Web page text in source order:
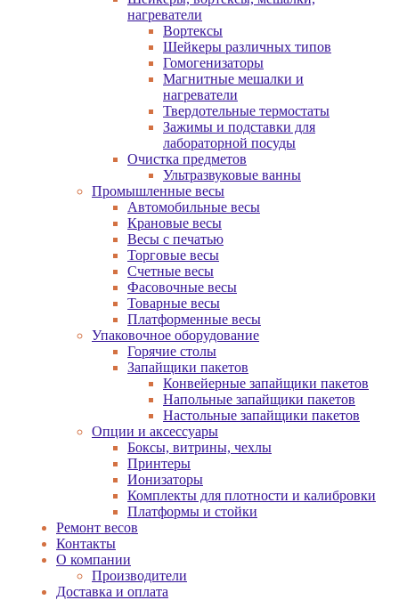
нагреватели
Вортексы
Шейкеры различных типов
Гомогенизаторы
Магнитные мешалки и
нагреватели
Твердотельные термостаты
Зажимы и подставки для
лабораторной посуды
Очистка предметов
Ультразвуковые ванны
Промышленные весы
Автомобильные весы
Крановые весы
Весы с печатью
Торговые весы
Счетные весы
Фасовочные весы
Товарные весы
Платформенные весы
Упаковочное оборудование
Горячие столы
Запайщики пакетов
Конвейерные запайщики пакетов
Напольные запайщики пакетов
Настольные запайщики пакетов
Опции и аксессуары
Боксы, витрины, чехлы
Принтеры
Ионизаторы
Комплекты для плотности и калибровки
Платформы и стойки
Ремонт весов
Контакты
О компании
Производители
Доставка и оплата